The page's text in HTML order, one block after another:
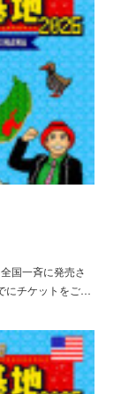
国一斉に発売さ
にチケットをご…